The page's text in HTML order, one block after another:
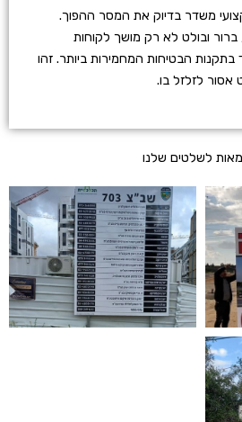
משדר בדיוק את המסר ההפוך.
ובולט לא רק מושך לקוחות
הבטיחות המחמירות ביותר. זהו
לזלזל בו.
לשלטים שלנו